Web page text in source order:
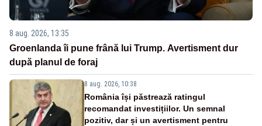
8 aug. 2026, 13:35
Groenlanda îi pune frână lui Trump. Avertisment dur
după planul de foraj
8 aug. 2026, 10:38
România își păstrează ratingul
recomandat investițiilor. Un semnal
pozitiv, dar și un avertisment pentru